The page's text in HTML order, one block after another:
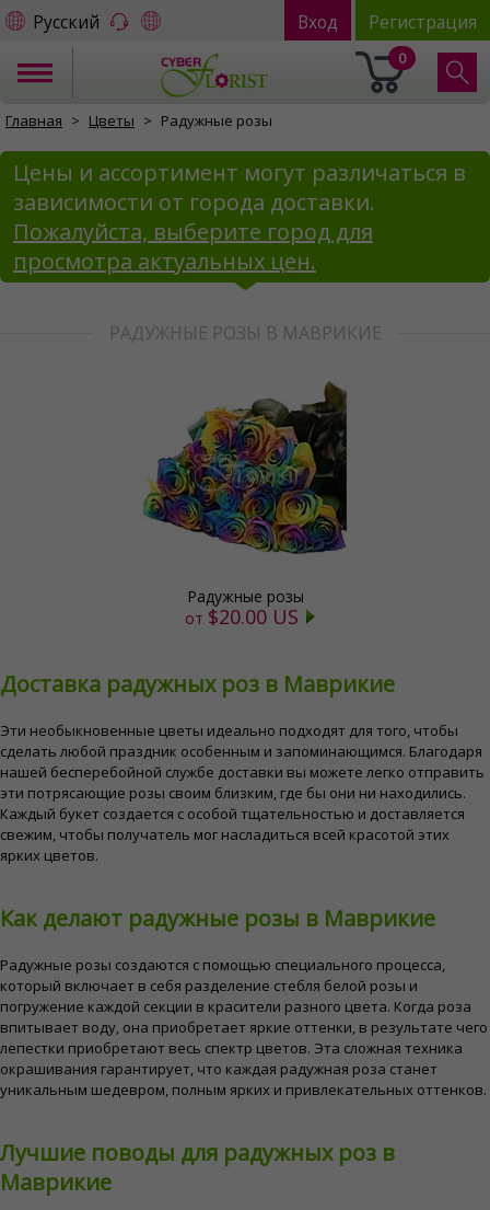
Русский Вход Регистрация
0
Главная Цветы Радужные розы
Цены и ассортимент могут различаться в
зависимости от города доставки.
Пожалуйста, выберите город для
просмотра актуальных цен.
РАДУЖНЫЕ РОЗЫ В МАВРИКИЕ
Радужные розы
от $20.00 US
Доставка радужных роз в Маврикие
Эти необыкновенные цветы идеально подходят для того, чтобы
сделать любой праздник особенным и запоминающимся. Благодаря
нашей бесперебойной службе доставки вы можете легко отправить
эти потрясающие розы своим близким, где бы они ни находились.
Каждый букет создается с особой тщательностью и доставляется
свежим, чтобы получатель мог насладиться всей красотой этих
ярких цветов.
Как делают радужные розы в Маврикие
Радужные розы создаются с помощью специального процесса,
который включает в себя разделение стебля белой розы и
погружение каждой секции в красители разного цвета. Когда роза
впитывает воду, она приобретает яркие оттенки, в результате чего
лепестки приобретают весь спектр цветов. Эта сложная техника
окрашивания гарантирует, что каждая радужная роза станет
уникальным шедевром, полным ярких и привлекательных оттенков.
Лучшие поводы для радужных роз в
Маврикие